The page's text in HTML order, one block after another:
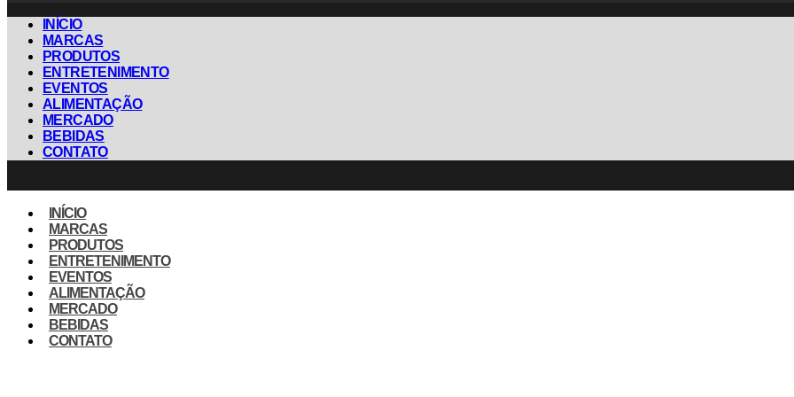
INÍCIO
MARCAS
PRODUTOS
ENTRETENIMENTO
EVENTOS
ALIMENTAÇÃO
MERCADO
BEBIDAS
CONTATO
INÍCIO
MARCAS
PRODUTOS
ENTRETENIMENTO
EVENTOS
ALIMENTAÇÃO
MERCADO
BEBIDAS
CONTATO